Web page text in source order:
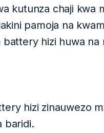
kutunza chaji kwa
pamoja na
hizi huwa na
hizi zinauwezo
baridi.